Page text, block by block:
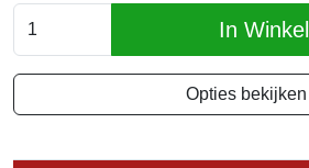
In
Opties bekijken